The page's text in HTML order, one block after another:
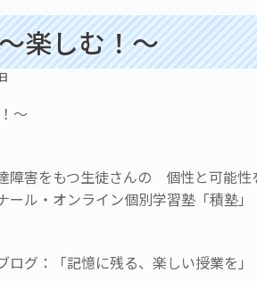
楽しむ！〜
〜
障害をもつ生徒さんの 個性と可能
ール・オンライン個別学習塾「積塾
ログ：「記憶に残る、楽しい授業を」